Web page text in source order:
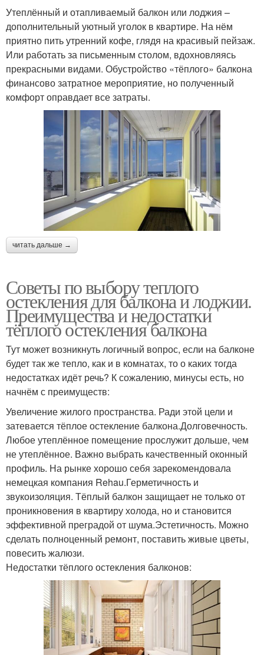
Утеплённый и отапливаемый балкон или лоджия –
дополнительный уютный уголок в квартире. На нём
приятно пить утренний кофе, глядя на красивый пейзаж.
Или работать за письменным столом, вдохновляясь
прекрасными видами. Обустройство «тёплого» балкона
финансово затратное мероприятие, но полученный
комфорт оправдает все затраты.
читать дальше →
Советы по выбору теплого
остекления для балкона и лоджии.
Преимущества и недостатки
тёплого остекления балкона
Тут может возникнуть логичный вопрос, если на балконе
будет так же тепло, как и в комнатах, то о каких тогда
недостатках идёт речь? К сожалению, минусы есть, но
начнём с преимуществ:
Увеличение жилого пространства. Ради этой цели и
затевается тёплое остекление балкона.Долговечность.
Любое утеплённое помещение прослужит дольше, чем
не утеплённое. Важно выбрать качественный оконный
профиль. На рынке хорошо себя зарекомендовала
немецкая компания Rehau.Герметичность и
звукоизоляция. Тёплый балкон защищает не только от
проникновения в квартиру холода, но и становится
эффективной преградой от шума.Эстетичность. Можно
сделать полноценный ремонт, поставить живые цветы,
повесить жалюзи.
Недостатки тёплого остекления балконов: